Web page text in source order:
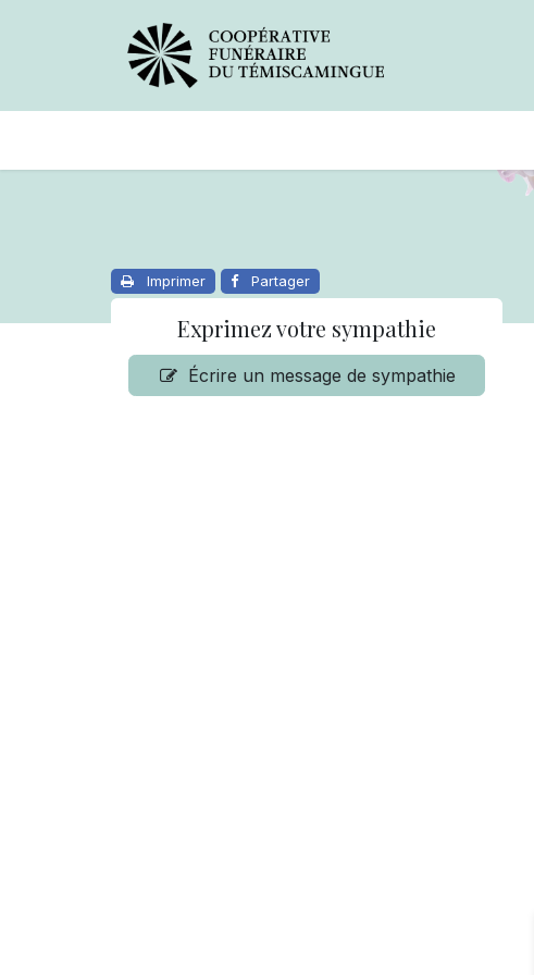
Imprimer Partager
Exprimez votre sympathie
Écrire un message de sympathie